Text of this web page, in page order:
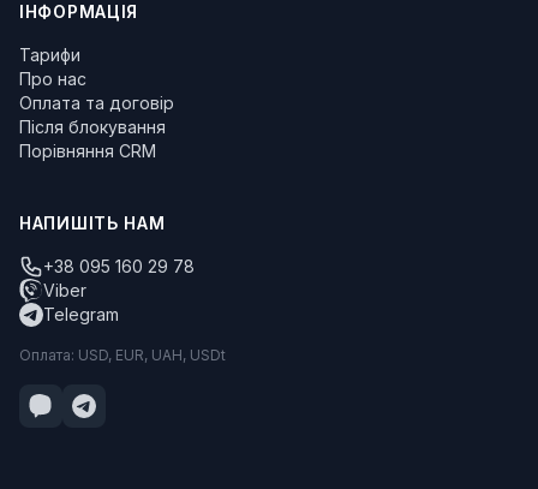
ІНФОРМАЦІЯ
Тарифи
Про нас
Оплата та договір
Після блокування
Порівняння CRM
НАПИШІТЬ НАМ
+38 095 160 29 78
Viber
Telegram
Оплата: USD, EUR, UAH, USDt